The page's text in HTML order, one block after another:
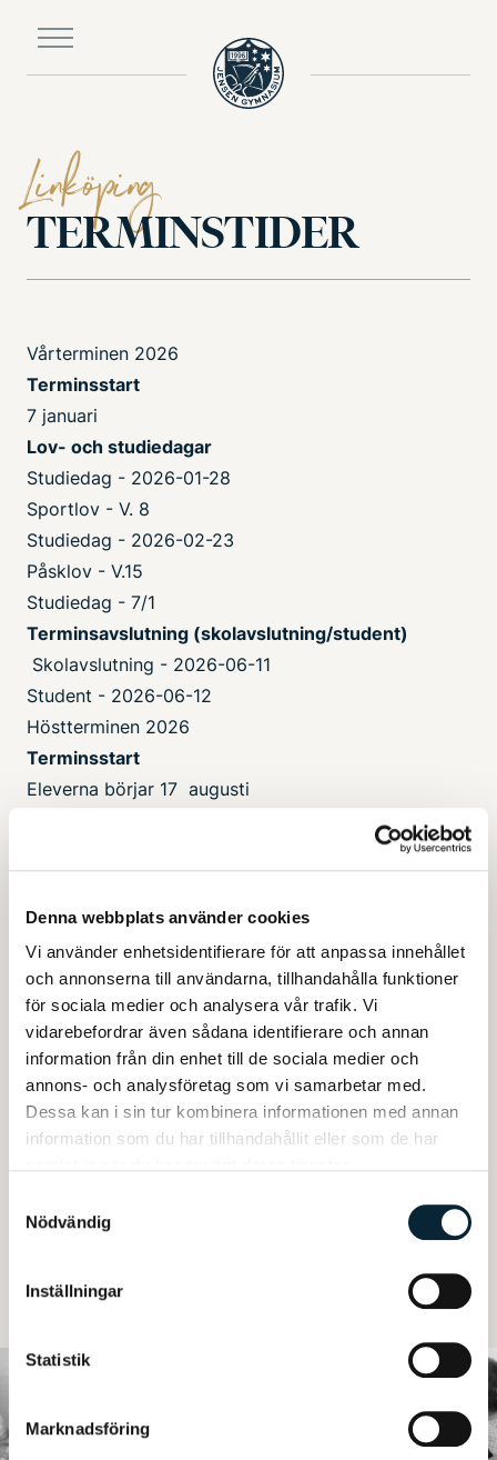
Denna webbplats använder cookies
Vi använder enhetsidentifierare för att anpassa innehållet
och annonserna till användarna, tillhandahålla funktioner
för sociala medier och analysera vår trafik. Vi
vidarebefordrar även sådana identifierare och annan
information från din enhet till de sociala medier och
annons- och analysföretag som vi samarbetar med.
Dessa kan i sin tur kombinera informationen med annan
information som du har tillhandahållit eller som de har
Nödvändig
Inställningar
Statistik
Marknadsföring
huvudinnehållet
Linköping
TERMINSTIDER
Vårterminen 2026
Terminsstart
7 januari
Lov- och studiedagar
Studiedag - 2026-01-28
Sportlov - V. 8
Studiedag - 2026-02-23
Påsklov - V.15
Studiedag - 7/1
Terminsavslutning (skolavslutning/student)
Skolavslutning - 2026-06-11
Student - 2026-06-12
Höstterminen 2026
Terminsstart
Eleverna börjar 17 augusti
Vårterminen 2027
Terminsstart
Eleverna börjar 7 januari
Lov- och studiedagar
Läslov v. 44
Studiedag v. 45 måndag
Sportlov v.8
Studiedag v. 9 måndag
Skolavslutning 10/6
Student 11/6